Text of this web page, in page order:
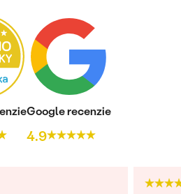
Google recenzie
4.9